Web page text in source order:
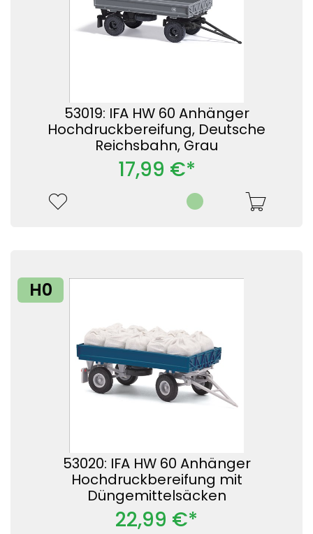
53019: IFA HW 60 Anhänger
Hochdruckbereifung, Deutsche
Reichsbahn, Grau
17,99 €*
H0
53020: IFA HW 60 Anhänger
Hochdruckbereifung mit
Düngemittelsäcken
22,99 €*